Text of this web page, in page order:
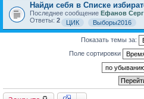
Найди себя в Списке
Последнее сообщение Ефанов
Ответы: 2 ЦИК Выборы2016
Показать темы за:
Поле сортировки